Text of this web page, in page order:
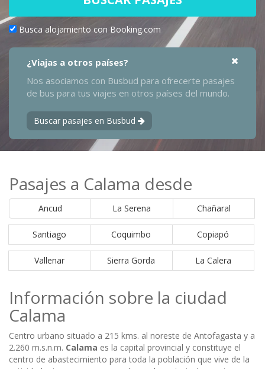
Busca alojamiento con Booking.com
¿Viajas a otros países?
Nos asociamos con Busbud para ofrecerte pasajes
de bus para tus viajes en otros países del mundo.
Buscar pasajes en Busbud
Pasajes a Calama desde
Ancud La Serena Chañaral
Santiago Coquimbo Copiapó
Vallenar Sierra Gorda La Calera
Información sobre la ciudad
Calama
Centro urbano situado a 215 kms. al noreste de Antofagasta y a
2.260 m.s.n.m. Calama es la capital provincial y constituye el
centro de abastecimiento para toda la población que vive de la